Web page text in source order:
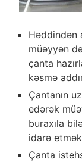
Həddindən
müəyyən
çanta
kəsmə
Çantanın
edərək
buraxıla
idarə
Çanta